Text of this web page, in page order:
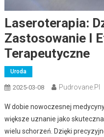
Laseroterapia:
Zastosowanie I
Terapeutyczne
Uroda
2025-03-08 Pudrovane.pl
W dobie nowoczesnej
większe uznanie jako
wielu schorzeń. Dzięki